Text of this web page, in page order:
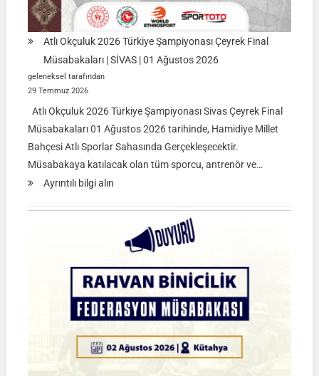
Atlı Okçuluk 2026 Türkiye Şampiyonası Çeyrek Final
Müsabakaları | SİVAS | 01 Ağustos 2026
geleneksel tarafından
29 Temmuz 2026
Atlı Okçuluk 2026 Türkiye Şampiyonası Sivas Çeyrek Final
Müsabakaları 01 Ağustos 2026 tarihinde, Hamidiye Millet
Bahçesi Atlı Sporlar Sahasında Gerçekleşecektir.
Müsabakaya katılacak olan tüm sporcu, antrenör ve…
Ayrıntılı bilgi alın:
2026
Türkiye
Şampiyonası
Final
|